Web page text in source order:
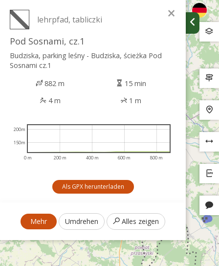
×
lehrpfad, tabliczki
Pod Sosnami, cz.1
Budziska, parking leśny - Budziska, ścieżka Pod
Sosnami cz.1
882 m
15 min
4 m
1 m
0 m 200 m 400 m 600 m 800 m
150m
200m
Als GPX herunterladen
Mehr Umdrehen Alles zeigen